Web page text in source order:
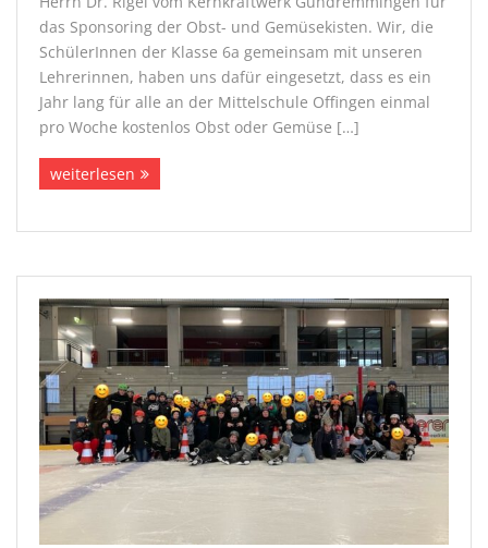
das Sponsoring der Obst- und Gemüsekisten. Wir, die
SchülerInnen der Klasse 6a gemeinsam mit unseren
Lehrerinnen, haben uns dafür eingesetzt, dass es ein
Jahr lang für alle an der Mittelschule Offingen einmal
pro Woche kostenlos Obst oder Gemüse […]
weiterlesen